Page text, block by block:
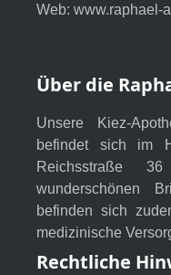
Web: www.raphael-
Über die
Unsere Kiez-
befindet sich im
Reichsstraße
wunderschönen
befinden sich
medizinische
Rechtliche